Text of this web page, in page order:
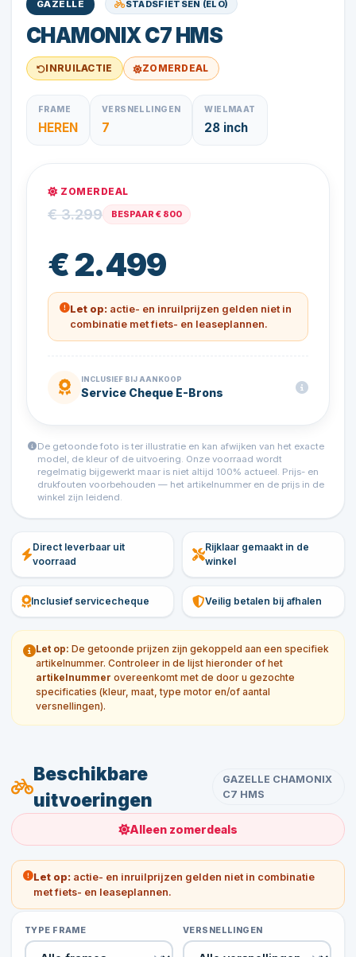
GAZELLE STADSFIETSEN (ELO)
CHAMONIX C7 HMS
INRUILACTIE ZOMERDEAL
FRAME
HEREN
VERSNELLINGEN
7
WIELMAAT
28 inch
ZOMERDEAL
€ 3.299 BESPAAR € 800
€ 2.499
Let op: actie- en inruilprijzen gelden niet in
combinatie met fiets- en leaseplannen.
INCLUSIEF BIJ AANKOOP
Service Cheque E-Brons
De getoonde foto is ter illustratie en kan afwijken van het exacte
model, de kleur of de uitvoering. Onze voorraad wordt
regelmatig bijgewerkt maar is niet altijd 100% actueel. Prijs- en
drukfouten voorbehouden — het artikelnummer en de prijs in de
winkel zijn leidend.
Direct leverbaar uit
voorraad
Rijklaar gemaakt in de
winkel
Inclusief servicecheque Veilig betalen bij afhalen
Let op: De getoonde prijzen zijn gekoppeld aan een specifiek
artikelnummer. Controleer in de lijst hieronder of het
artikelnummer overeenkomt met de door u gezochte
specificaties (kleur, maat, type motor en/of aantal
versnellingen).
Beschikbare
uitvoeringen
GAZELLE CHAMONIX
C7 HMS
Alleen zomerdeals
Let op: actie- en inruilprijzen gelden niet in combinatie
met fiets- en leaseplannen.
TYPE FRAME VERSNELLINGEN